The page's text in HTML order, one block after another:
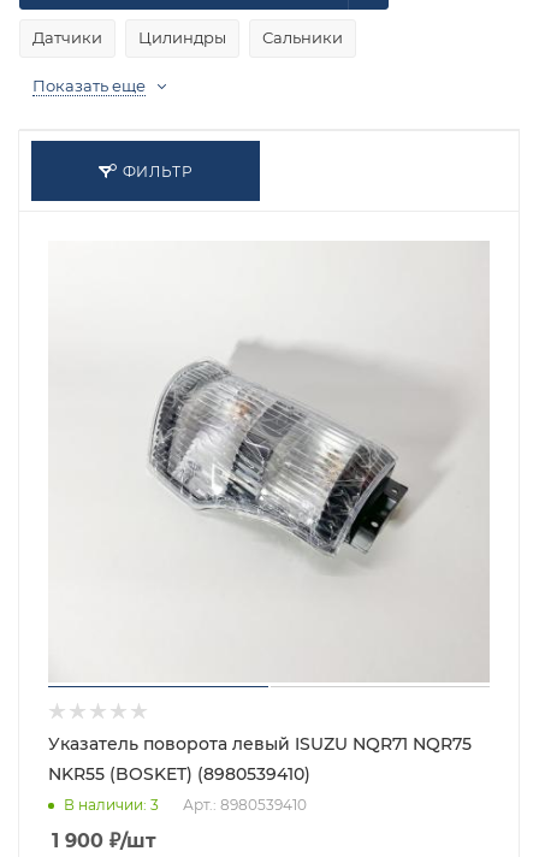
Датчики Цилиндры Сальники
Показать еще
ФИЛЬТР
Указатель поворота левый ISUZU NQR71 NQR75
NKR55 (BOSKET) (8980539410)
В наличии: 3 Арт.: 8980539410
1 900 ₽/шт